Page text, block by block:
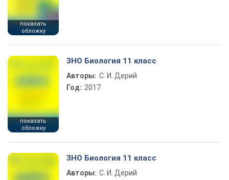
показать
обложку
показать
обложку
ЗНО Биология 11 класс
Авторы: С. И. Дерий
Год: 2017
ЗНО Биология 11 класс
Авторы: С. И. Дерий